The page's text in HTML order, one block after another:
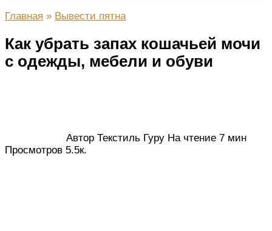
Главная » Вывести пятна
Как убрать запах кошачьей мочи
с одежды, мебели и обуви
Автор Текстиль Гуру На чтение 7 мин
Просмотров 5.5к.